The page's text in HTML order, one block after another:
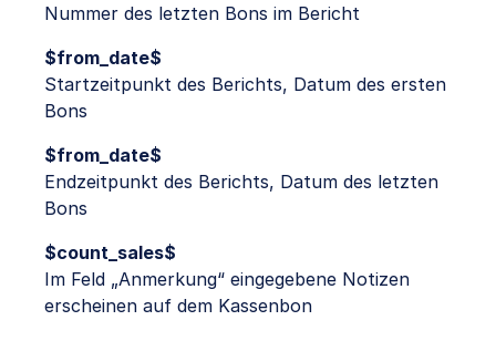
Nummer des letzten Bons im Bericht
$from_date$
Startzeitpunkt des Berichts, Datum des ersten
Bons
$from_date$
Endzeitpunkt des Berichts, Datum des letzten
Bons
$count_sales$
Im Feld „Anmerkung“ eingegebene Notizen
erscheinen auf dem Kassenbon